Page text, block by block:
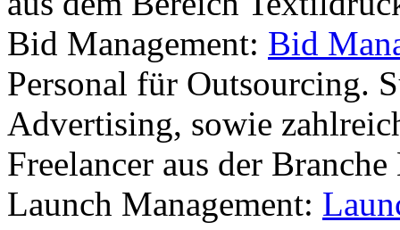
Bid Management: Bid
Personal für Outsourcing.
Advertising, sowie
Freelancer aus der
Launch Management: